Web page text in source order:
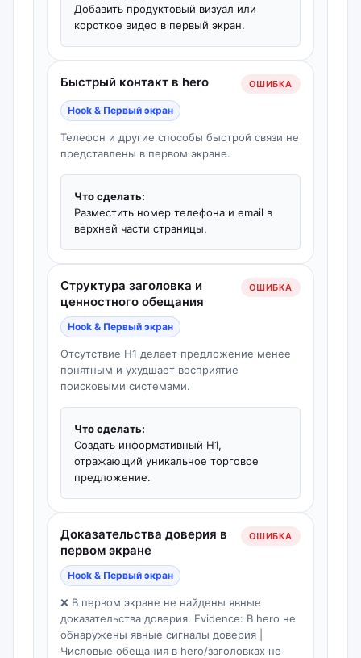
Добавить продуктовый визуал или
короткое видео в первый экран.
Быстрый контакт в hero ОШИБКА
Hook & Первый экран
Телефон и другие способы быстрой связи не
представлены в первом экране.
Что сделать:
Разместить номер телефона и email в
верхней части страницы.
Структура заголовка и
ценностного обещания
ОШИБКА
Hook & Первый экран
Отсутствие H1 делает предложение менее
понятным и ухудшает восприятие
поисковыми системами.
Что сделать:
Создать информативный H1,
отражающий уникальное торговое
предложение.
Доказательства доверия в
первом экране
ОШИБКА
Hook & Первый экран
❌ В первом экране не найдены явные
доказательства доверия. Evidence: В hero не
обнаружены явные сигналы доверия |
Числовые обещания в hero/заголовках не